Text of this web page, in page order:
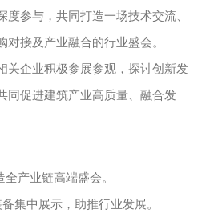
参与，共同打造一场技术交流、
接及产业融合的行业盛会。
关企业积极参展参观，探讨创新发
同促进建筑产业高质量、融合发
产业链高端盛会。
集中展示，助推行业发展。